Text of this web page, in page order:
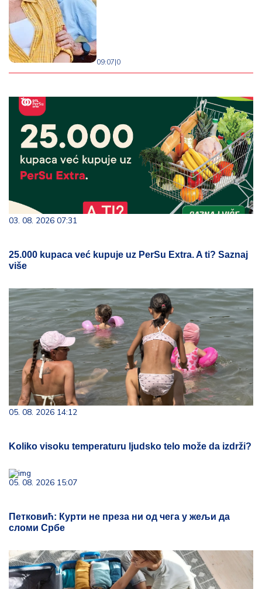
09:07|0
03. 08. 2026 07:31
25.000 kupaca već kupuje uz PerSu Extra. A ti? Saznaj
više
05. 08. 2026 14:12
Koliko visoku temperaturu ljudsko telo može da izdrži?
05. 08. 2026 15:07
Петковић: Курти не преза ни од чега у жељи да
сломи Србе